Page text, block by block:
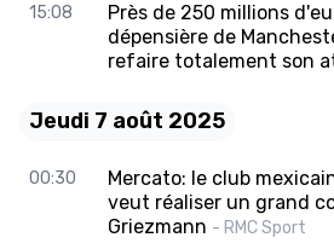
15:08
Près de 250 millions
dépensière de
refaire totalement son
Jeudi 7 août 2025
00:30
Mercato: le club
veut réaliser un grand
Griezmann - RMC Sport